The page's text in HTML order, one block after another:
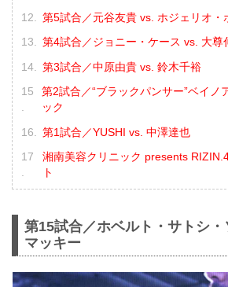
第5試合／元谷友貴 vs. ホジェリオ・
第4試合／ジョニー・ケース vs. 大尊
第3試合／中原由貴 vs. 鈴木千裕
第2試合／“ブラックパンサー”ベイノ
ック
第1試合／YUSHI vs. 中澤達也
湘南美容クリニック presents
ト
第15試合／ホベルト・サトシ・
マッキー